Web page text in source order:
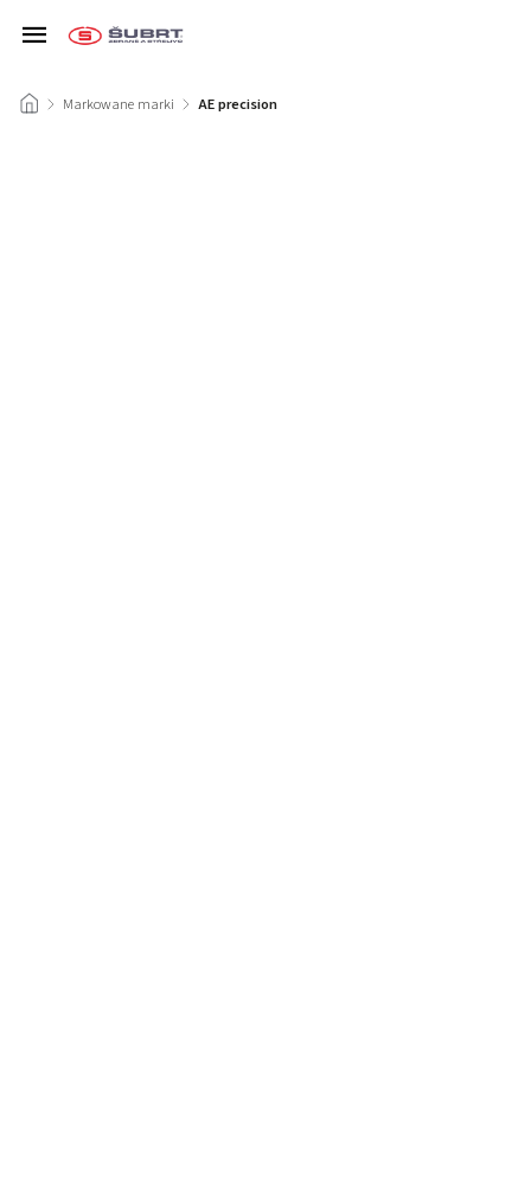
/ Markowane marki / AE precision